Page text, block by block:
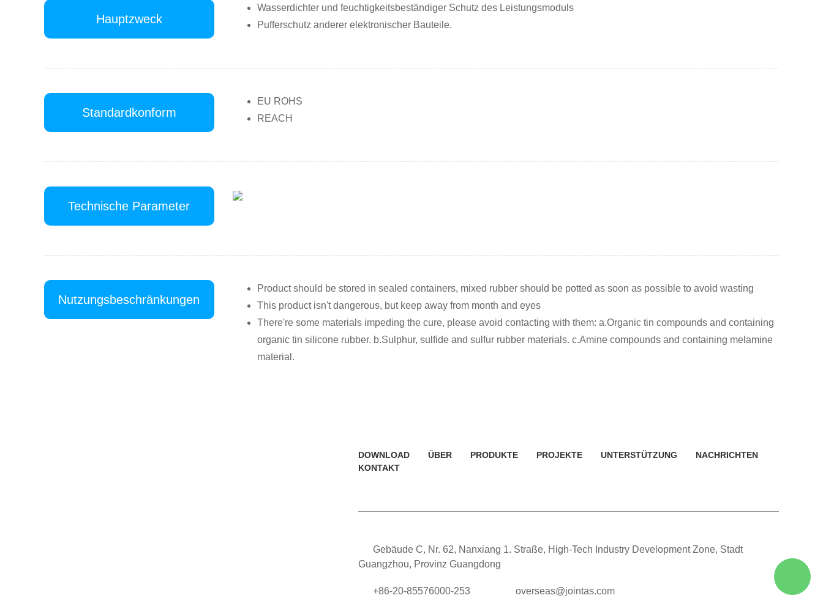
Hauptzweck
Wasserdichter und feuchtigkeitsbeständiger Schutz des Leistungsmoduls
Pufferschutz anderer elektronischer Bauteile.
Standardkonform
EU ROHS
REACH
Technische Parameter
Nutzungsbeschränkungen
Product should be stored in sealed containers, mixed rubber should be potted as soon as possible to avoid wasting
This product isn't dangerous, but keep away from month and eyes
There're some materials impeding the cure, please avoid contacting with them: a.Organic tin compounds and containing
organic tin silicone rubber. b.Sulphur, sulfide and sulfur rubber materials. c.Amine compounds and containing melamine
material.
DOWNLOAD ÜBER PRODUKTE PROJEKTE UNTERSTÜTZUNG
NACHRICHTEN
KONTAKT
Gebäude C, Nr. 62, Nanxiang 1. Straße, High-Tech Industry Development Zone, Stadt
Guangzhou, Provinz Guangdong
+86-20-85576000-253 overseas@jointas.com